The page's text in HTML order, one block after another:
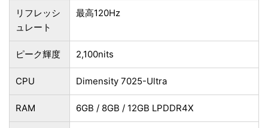
リフレッシ
ュレート
最高120Hz
ピーク輝度 2,100nits
CPU Dimensity 7025-Ultra
RAM 6GB / 8GB / 12GB LPDDR4X